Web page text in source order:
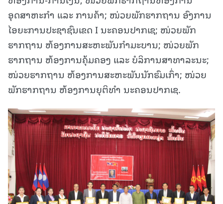
ອຸດສາຫະກຳ ແລະ ການຄ້າ; ໜ່ວຍພັກຮາກຖານ ອົງການ
ໄອຍະການປະຊາຊົນເຂດ I ນະຄອນປາກເຊ; ໜ່ວຍພັກ
ຮາກຖານ ຫ້ອງການສະຫະພັນກຳມະບານ; ໜ່ວຍພັກ
ຮາກຖານ ຫ້ອງການຄຸ້ມຄອງ ແລະ ບໍລິການສາທາລະນະ;
ໜ່ວຍຮາກຖານ ຫ້ອງການສະຫະພັນນັກຮົມເກົ່າ; ໜ່ວຍ
ພັກຮາກຖານ ຫ້ອງການຍຸຕິທໍາ ນະຄອນປາກເຊ.